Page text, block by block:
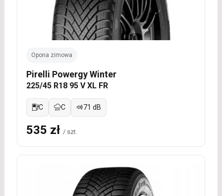
Opona zimowa
Pirelli Powergy Winter
225/45 R18 95 V XL FR
C C 71 dB
535 zł / szt.